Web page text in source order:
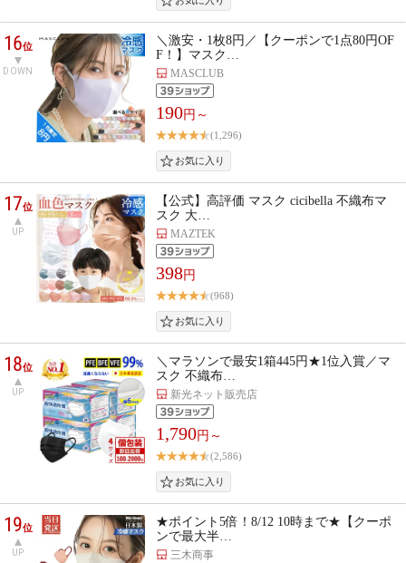
16位
DOWN
＼激安・1枚8円／【クーポンで1点80円OF
F！】マスク…
MASCLUB
190円～
(1,296)
17位
UP
【公式】高評価 マスク cicibella 不織布マ
スク 大…
MAZTEK
398円
(968)
18位
UP
＼マラソンで最安1箱445円★1位入賞／マ
スク 不織布…
新光ネット販売店
1,790円～
(2,586)
19位
UP
★ポイント5倍！8/12 10時まで★【クーポ
ンで最大半…
三木商事